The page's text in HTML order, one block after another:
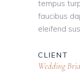
tempus
faucibus
eleifend
CLIENT
Wedding